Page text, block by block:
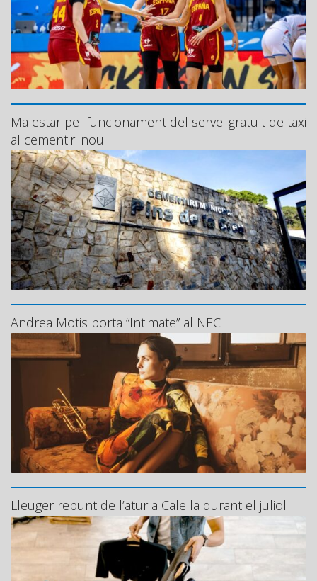
Malestar pel funcionament del servei gratuït de taxi
al cementiri nou
Andrea Motis porta “Intimate” al NEC
Lleuger repunt de l’atur a Calella durant el juliol